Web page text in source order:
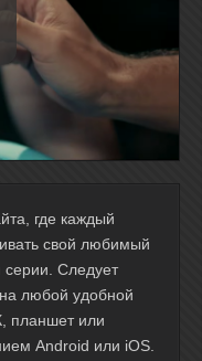
где каждый
свой любимый
Следует
любой удобной
планшет или
Android или iOS.